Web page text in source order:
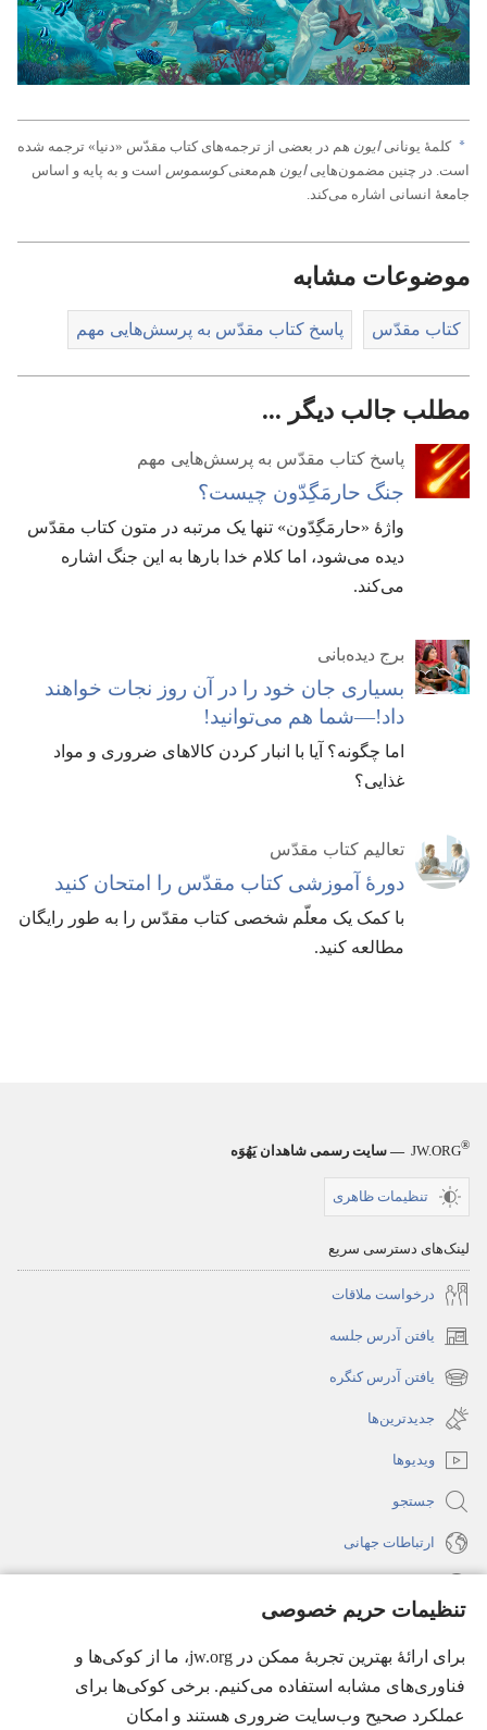
تنظیمات حریم خصوصی
برای ارائهٔ بهترین تجربهٔ ممکن در jw.org، ما از کوکی‌ها و
فناوری‌های مشابه استفاده می‌کنیم. برخی کوکی‌ها برای
عملکرد صحیح وب‌سایت ضروری هستند و امکان
a کلمهٔ یونانیایون هم در بعضی از ترجمه‌های کتاب مقدّس «دنیا» ترجمه شده
است.‏ در چنین مضمون‌هاییایون هم‌معنیکوسموس است و به پایه و اساس
جامعهٔ انسانی اشاره می‌کند.‏
موضوعات مشابه
کتاب مقدّس پاسخ کتاب مقدّس به پرسش‌هایی مهم
مطلب جالب دیگر ...
پاسخ کتاب مقدّس به پرسش‌هایی مهم
جنگ حارمَگِدّون چیست؟‏
واژهٔ «حارمَگِدّون» تنها یک مرتبه در متون کتاب مقدّس
دیده می‌شود،‏ اما کلام خدا بارها به این جنگ اشاره
می‌کند.‏
برج دیده‌بانی
بسیاری جان خود را در آن روز نجات خواهند
داد!‏—‏شما هم می‌توانید!‏
اما چگونه؟‏ آیا با انبار کردن کالاهای ضروری و مواد
غذایی؟‏
تعالیم کتاب مقدّس
دورهٔ آموزشی کتاب مقدّس را امتحان کنید
با کمک یک معلّم شخصی کتاب مقدّس را به طور رایگان
مطالعه کنید.‏
JW.ORG® — سایت رسمی شاهدان یَهُوَه
تنظیمات ظاهری
لینک‌های دسترسی سریع
درخواست ملاقات
یافتن آدرس جلسه
(پنجره‌ای
جدید
می‌شود)
یافتن آدرس کنگره
(پنجره‌ای
جدید
باز
می‌شود)
جدیدترین‌ها
ویدیوها
جستجو
ارتباطات جهانی
(پنجره‌ای
جدید
می‌شود)
(پنجره‌ای